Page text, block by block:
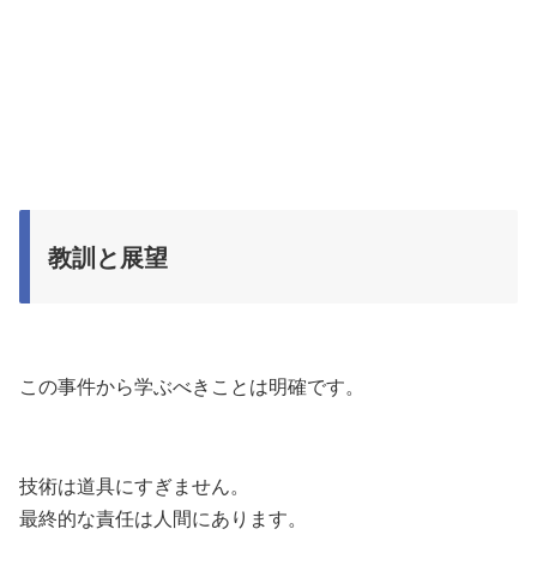
教訓と展望
この事件から学ぶべきことは明確です。
技術は道具にすぎません。
最終的な責任は人間にあります。